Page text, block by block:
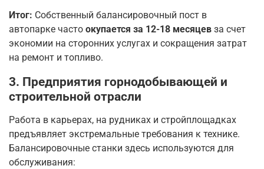
Итог: Собственный балансировочный пост в
автопарке часто окупается за 12-18 месяцев за счет
экономии на сторонних услугах и сокращения затрат
на ремонт и топливо.
3. Предприятия горнодобывающей и
строительной отрасли
Работа в карьерах, на рудниках и стройплощадках
предъявляет экстремальные требования к технике.
Балансировочные станки здесь используются для
обслуживания: